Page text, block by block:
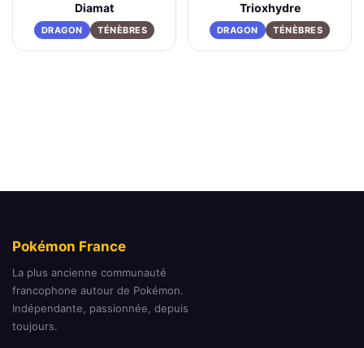
Diamat
DRAGON TÉNÈBRES
Trioxhydre
DRAGON TÉNÈBRES
Pokémon France
La plus ancienne communauté
francophone autour de Pokémon.
Indépendante, passionnée, depuis
toujours.